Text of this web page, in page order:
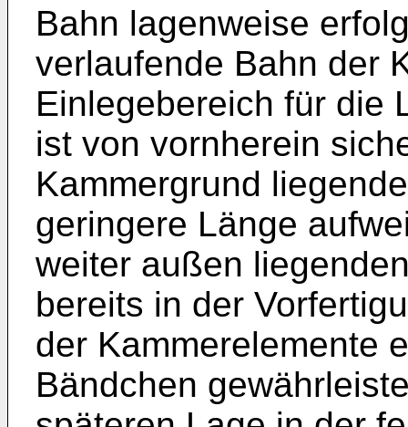
Bahn lagenweise
verlaufende Bahn der
Einlegebereich für die
ist von vornherein
Kammergrund
geringere Länge
weiter außen
bereits in der
der Kammerelemente
Bändchen